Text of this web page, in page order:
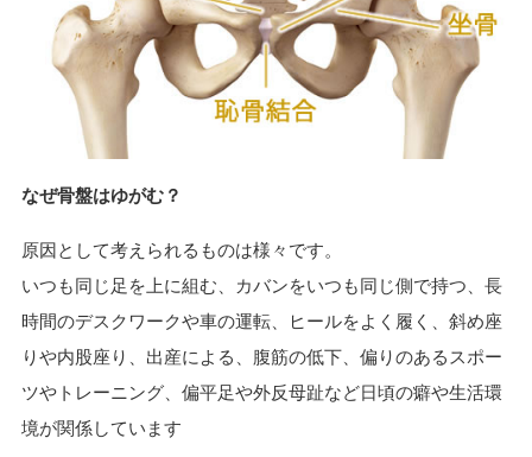
なぜ骨盤はゆがむ？
原因として考えられるものは様々です。
いつも同じ足を上に組む、カバンをいつも同じ側で持つ、長
時間のデスクワークや車の運転、ヒールをよく履く、斜め座
りや内股座り、出産による、腹筋の低下、偏りのあるスポー
ツやトレーニング、偏平足や外反母趾など日頃の癖や生活環
境が関係しています